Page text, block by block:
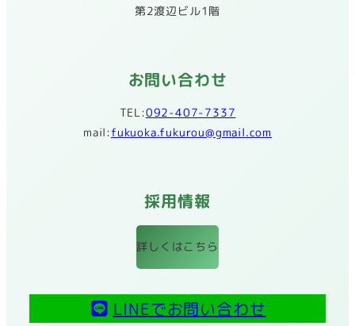
第2渡辺ビル1階
お問い合わせ
TEL:092-407-7337
mail:fukuoka.fukurou@gmail.com
採用情報
詳しくはこちら
LINEでお問い合わせ